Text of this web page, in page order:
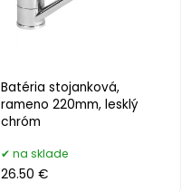
Batéria stojanková,
rameno 220mm, lesklý
chróm
na sklade
26.50 €